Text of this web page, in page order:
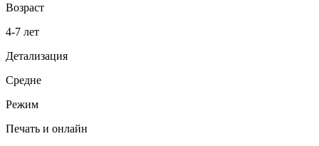
Возраст
4-7 лет
Детализация
Средне
Режим
Печать и онлайн